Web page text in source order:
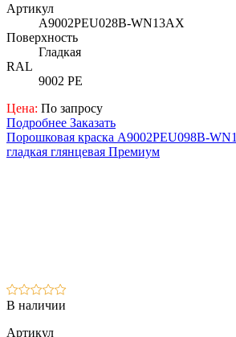
Артикул
A9002PEU028B-WN13AX
Поверхность
Гладкая
RAL
9002 PE
Цена: По запросу
Подробнее Заказать
Порошковая краска A9002PEU098B-
гладкая глянцевая Премиум
В наличии
Артикул